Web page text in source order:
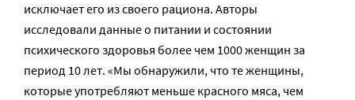
исключает его из своего рациона. Авторы
исследовали данные о питании и состоянии
психического здоровья более чем 1000 женщин за
период 10 лет. «Мы обнаружили, что те женщины,
которые употребляют меньше красного мяса, чем